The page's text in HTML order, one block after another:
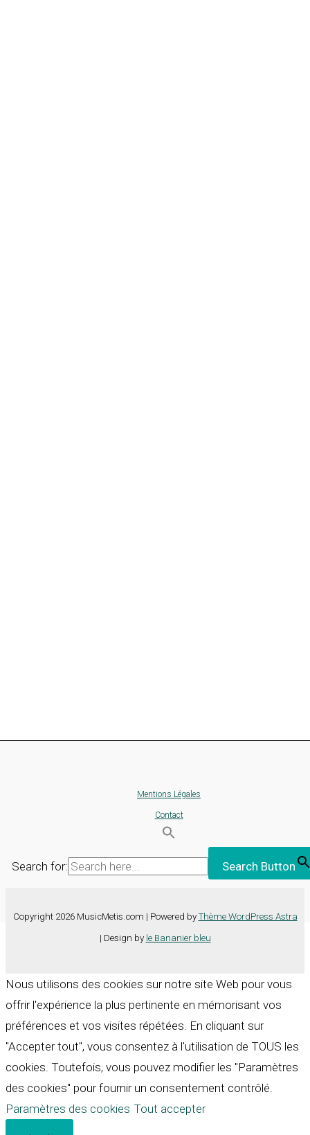
Mentions Légales
Contact
Search for: Search Button
Copyright 2026 MusicMetis.com | Powered by Thème WordPress Astra
| Design by le Bananier bleu
Nous utilisons des cookies sur notre site Web pour vous
offrir l'expérience la plus pertinente en mémorisant vos
préférences et vos visites répétées. En cliquant sur
"Accepter tout", vous consentez à l'utilisation de TOUS les
cookies. Toutefois, vous pouvez modifier les "Paramètres
des cookies" pour fournir un consentement contrôlé.
Paramètres des cookies Tout accepter